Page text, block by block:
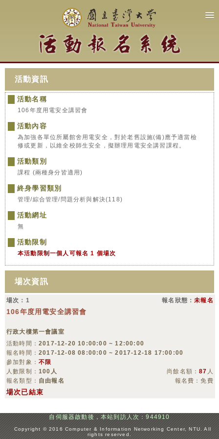
活動資訊
活動名稱
106年度用電安全講習會
活動內容
為加強各單位所屬館舍用電安全，對於老舊設施(備)應予適當檢
修或更新，以維全校師生安全，擬辦理用電安全講習課程。
活動類別
課程 (兩種身分皆適用)
終身學習類別
管理/綜合管理/問題分析與解決(118)
活動網址
無
活動限制
本活動限制一個人可報名 1 個場次
場次資訊
場次：1 報名狀態：未報名
106年度用電安全講習會
行政大樓第一會議室
活動時間： 2017-12-20 10:00:00 ~ 12:00:00
報名時間： 2017-12-08 08:00:00 ~ 2017-12-18 17:00:00
參加對象： 不限
人數限制： 100人 尚餘名額：87 人
報名類型： 自由報名 報名費：免費
場次已結束
自伺服器啟動後，本站到訪人次：944910
::: Copyright © 2016 Computer & Information Networking Center, NTU. All
rights reserved.